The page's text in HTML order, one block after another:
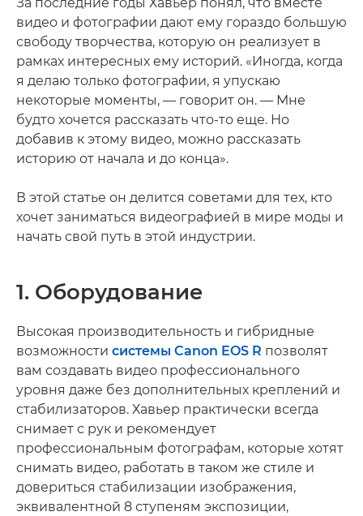
За последние годы Хавьер понял, что вместе
видео и фотографии дают ему гораздо большую
свободу творчества, которую он реализует в
рамках интересных ему историй. «Иногда, когда
я делаю только фотографии, я упускаю
некоторые моменты, — говорит он. — Мне
будто хочется рассказать что-то еще. Но
добавив к этому видео, можно рассказать
историю от начала и до конца».
В этой статье он делится советами для тех, кто
хочет заниматься видеографией в мире моды и
начать свой путь в этой индустрии.
1. Оборудование
Высокая производительность и гибридные
возможности системы Canon EOS R позволят
вам создавать видео профессионального
уровня даже без дополнительных креплений и
стабилизаторов. Хавьер практически всегда
снимает с рук и рекомендует
профессиональным фотографам, которые хотят
снимать видео, работать в таком же стиле и
довериться стабилизации изображения,
эквивалентной 8 ступеням экспозиции,